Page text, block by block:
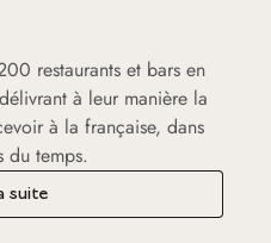
restaurants et bars en
à leur manière la
à la française, dans
du temps.
suite